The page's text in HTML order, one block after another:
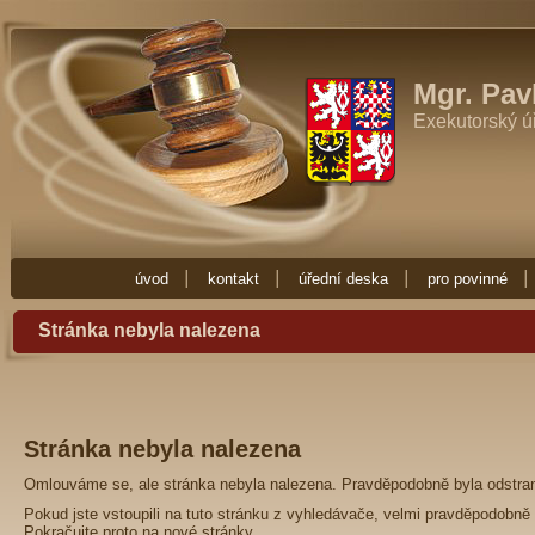
Exekutor Mgr. Pavla Fučíková
Zde najdete vše co potřebujete vědět o exekuci. Exekuce Ostrava je zde
exekutora nebo nějakou radu ohledně exekuce, obraťte se na
Mgr.
Exekutorský
úvod kontakt úřední deska pro povinné
Stránka nebyla nalezena
Stránka nebyla nalezena
Omlouváme se, ale stránka nebyla nalezena. Pravděpodobně byla
Pokud jste vstoupili na tuto stránku z vyhledávače, velmi